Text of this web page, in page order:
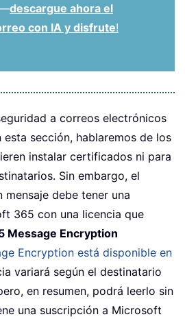
descargue ahora el
con IA y disfrute!
a correos electrónicos
sección, hablaremos de los
instalar certificados ni para
Sin embargo, el
debe tener una
365 con una licencia que
Message Encryption
Encryption está disponible en
variará según el destinatario
en resumen, podrá leerlo sin
una suscripción a Microsoft